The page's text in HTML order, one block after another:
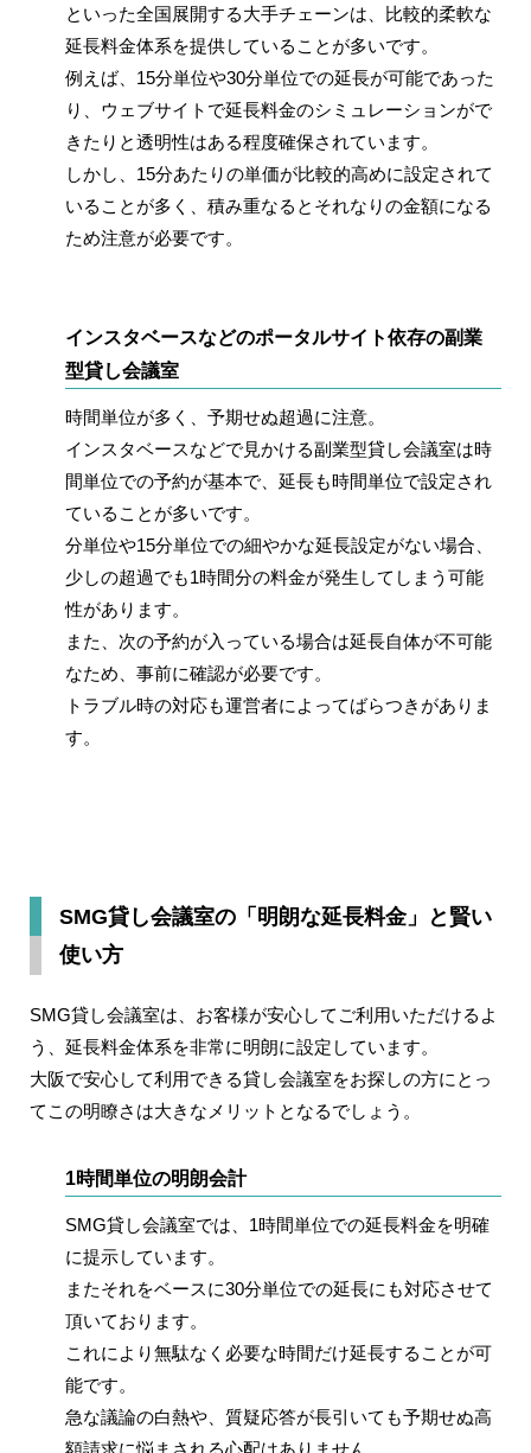
といった全国展開する大手チェーンは、比較的柔軟な
延長料金体系を提供していることが多いです。
例えば、15分単位や30分単位での延長が可能であった
り、ウェブサイトで延長料金のシミュレーションがで
きたりと透明性はある程度確保されています。
しかし、15分あたりの単価が比較的高めに設定されて
いることが多く、積み重なるとそれなりの金額になる
ため注意が必要です。
インスタベースなどのポータルサイト依存の副業
型貸し会議室
時間単位が多く、予期せぬ超過に注意。
インスタベースなどで見かける副業型貸し会議室は時
間単位での予約が基本で、延長も時間単位で設定され
ていることが多いです。
分単位や15分単位での細やかな延長設定がない場合、
少しの超過でも1時間分の料金が発生してしまう可能
性があります。
また、次の予約が入っている場合は延長自体が不可能
なため、事前に確認が必要です。
トラブル時の対応も運営者によってばらつきがありま
す。
SMG貸し会議室の「明朗な延長料金」と賢い
使い方
SMG貸し会議室は、お客様が安心してご利用いただけるよ
う、延長料金体系を非常に明朗に設定しています。
大阪で安心して利用できる貸し会議室をお探しの方にとっ
てこの明瞭さは大きなメリットとなるでしょう。
1時間単位の明朗会計
SMG貸し会議室では、 1時間単位での延長料金を明確
に提示しています。
またそれをベースに30分単位での延長にも対応させて
頂いております。
これにより無駄なく必要な時間だけ延長することが可
能です。
急な議論の白熱や、質疑応答が長引いても予期せぬ高